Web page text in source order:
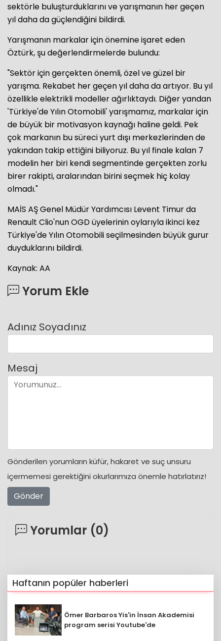
sektörle buluşturduklarını ve yarışmanın her geçen
yıl daha da güçlendiğini bildirdi.
Yarışmanın markalar için önemine işaret eden
Öztürk, şu değerlendirmelerde bulundu:
"Sektör için gerçekten önemli, özel ve güzel bir
yarışma. Rekabet her geçen yıl daha da artıyor. Bu yıl
özellikle elektrikli modeller ağırlıktaydı. Diğer yandan
'Türkiye'de Yılın Otomobili' yarışmamız, markalar için
de büyük bir motivasyon kaynağı haline geldi. Pek
çok markanın bu süreci yurt dışı merkezlerinden de
yakından takip ettiğini biliyoruz. Bu yıl finale kalan 7
modelin her biri kendi segmentinde gerçekten zorlu
birer rakipti, aralarından birini seçmek hiç kolay
olmadı."
MAİS AŞ Genel Müdür Yardımcısı Levent Timur da
Renault Clio'nun OGD üyelerinin oylarıyla ikinci kez
Türkiye'de Yılın Otomobili seçilmesinden büyük gurur
duyduklarını bildirdi.
Kaynak: AA
Yorum Ekle
Adınız Soyadınız
Mesaj
Gönderilen yorumların küfür, hakaret ve suç unsuru
içermemesi gerektiğini okurlarımıza önemle hatırlatırız!
Gönder
Yorumlar (0)
Haftanın popüler haberleri
Ömer Barbaros Yis'in İnsan Akademisi
program serisi Youtube'de